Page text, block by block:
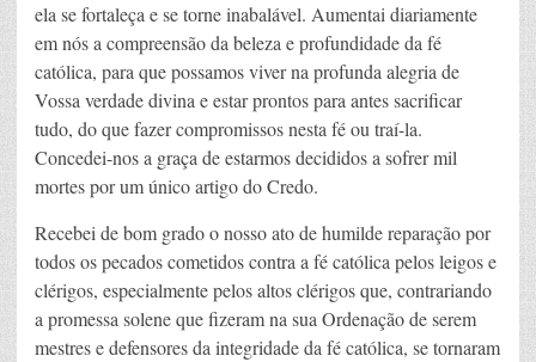
ela se fortaleça e se torne inabalável. Aumentai diariamente
em nós a compreensão da beleza e profundidade da fé
católica, para que possamos viver na profunda alegria de
Vossa verdade divina e estar prontos para antes sacrificar
tudo, do que fazer compromissos nesta fé ou traí-la.
Concedei-nos a graça de estarmos decididos a sofrer mil
mortes por um único artigo do Credo.
Recebei de bom grado o nosso ato de humilde reparação por
todos os pecados cometidos contra a fé católica pelos leigos e
clérigos, especialmente pelos altos clérigos que, contrariando
a promessa solene que fizeram na sua Ordenação de serem
mestres e defensores da integridade da fé católica, se tornaram